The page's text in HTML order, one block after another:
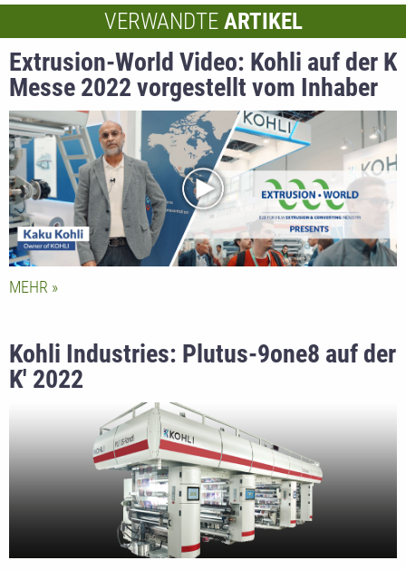
VERWANDTE ARTIKEL
Extrusion-World Video: Kohli auf der K
Messe 2022 vorgestellt vom Inhaber
Herrn Kaku Kohli
MEHR
Kohli Industries: Plutus-9one8 auf der
K' 2022